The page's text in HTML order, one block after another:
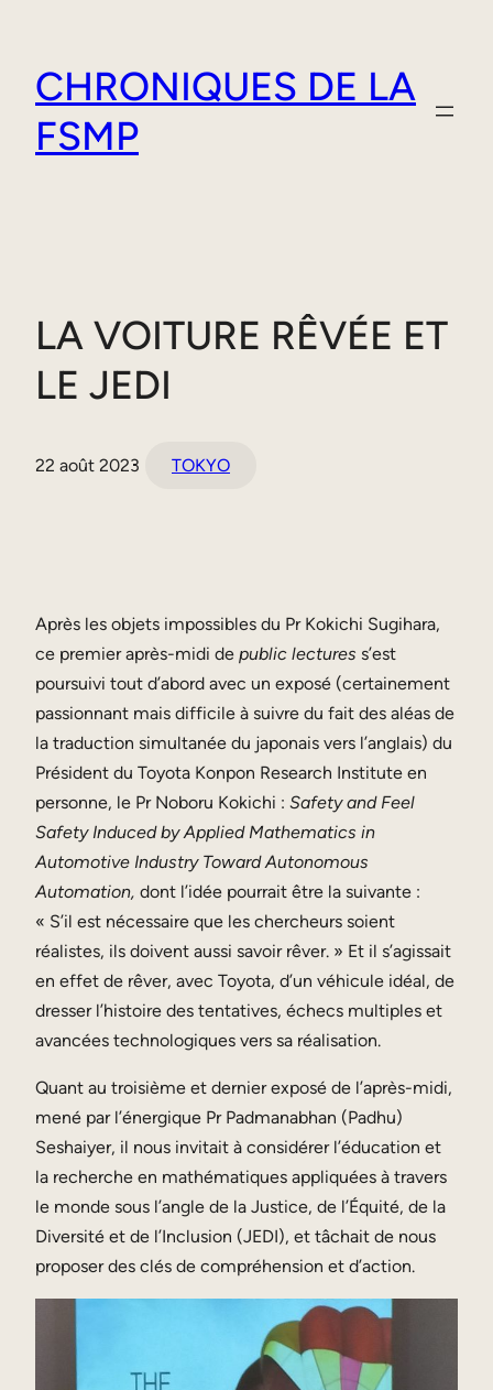
contenu
CHRONIQUES DE LA
FSMP
LA VOITURE RÊVÉE ET
LE JEDI
22 août 2023 TOKYO
Après les objets impossibles du Pr Kokichi Sugihara,
ce premier après-midi de public lectures s’est
poursuivi tout d’abord avec un exposé (certainement
passionnant mais difficile à suivre du fait des aléas de
la traduction simultanée du japonais vers l’anglais) du
Président du Toyota Konpon Research Institute en
personne, le Pr Noboru Kokichi : Safety and Feel
Safety Induced by Applied Mathematics in
Automotive Industry Toward Autonomous
Automation, dont l’idée pourrait être la suivante :
« S’il est nécessaire que les chercheurs soient
réalistes, ils doivent aussi savoir rêver. » Et il s’agissait
en effet de rêver, avec Toyota, d’un véhicule idéal, de
dresser l’histoire des tentatives, échecs multiples et
avancées technologiques vers sa réalisation.
Quant au troisième et dernier exposé de l’après-midi,
mené par l’énergique Pr Padmanabhan (Padhu)
Seshaiyer, il nous invitait à considérer l’éducation et
la recherche en mathématiques appliquées à travers
le monde sous l’angle de la Justice, de l’Équité, de la
Diversité et de l’Inclusion (JEDI), et tâchait de nous
proposer des clés de compréhension et d’action.